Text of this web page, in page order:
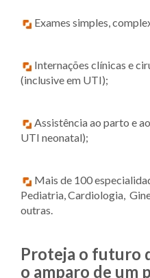
Exames simples,
Internações clínicas e
(inclusive em UTI);
Assistência ao parto e
UTI neonatal);
Mais de 100
Pediatria, Cardiologia,
outras.
Proteja o futuro
o amparo de um